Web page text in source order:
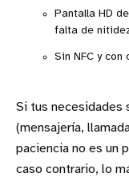
Pantalla HD
falta de
Sin NFC y
Si tus necesidades
(mensajería,
paciencia no es un
caso contrario, lo